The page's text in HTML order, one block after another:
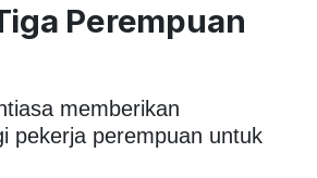
Perempuan
memberikan
pekerja perempuan untuk